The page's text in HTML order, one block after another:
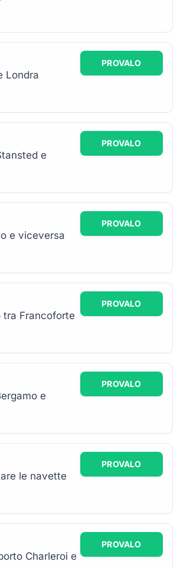
Londra
PROVALO
e
PROVALO
e viceversa
PROVALO
tra Francoforte
PROVALO
e
PROVALO
le navette
PROVALO
Charleroi e
PROVALO